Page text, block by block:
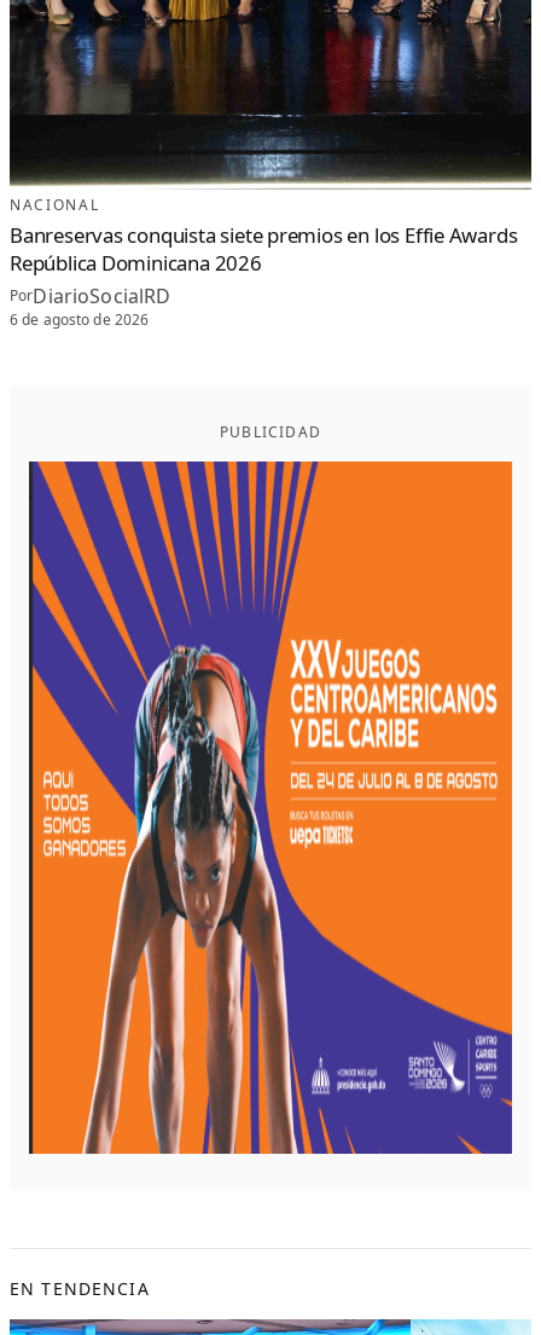
NACIONAL
Banreservas conquista siete premios en los Effie Awards
República Dominicana 2026
PorDiarioSocialRD
6 de agosto de 2026
PUBLICIDAD
EN TENDENCIA